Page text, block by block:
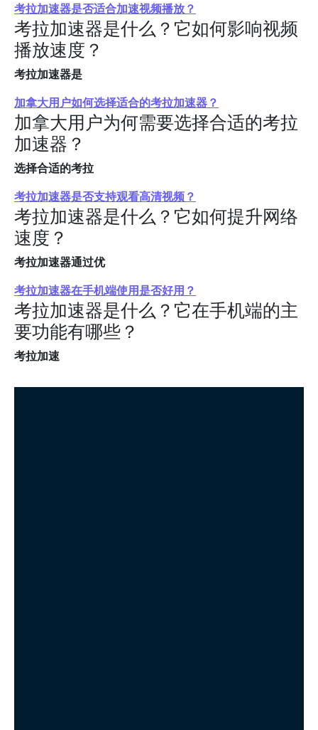
考拉加速器是否适合加速视频播放？
考拉加速器是什么？它如何影响视频
播放速度？
考拉加速器是
加拿大用户如何选择适合的考拉加速器？
加拿大用户为何需要选择合适的考拉
加速器？
选择合适的考拉
考拉加速器是否支持观看高清视频？
考拉加速器是什么？它如何提升网络
速度？
考拉加速器通过优
考拉加速器在手机端使用是否好用？
考拉加速器是什么？它在手机端的主
要功能有哪些？
考拉加速